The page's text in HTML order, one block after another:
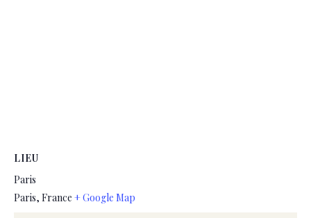
LIEU
Paris
Paris, France + Google Map